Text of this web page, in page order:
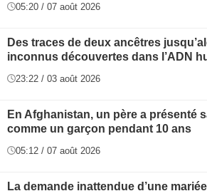
05:20 / 07 août 2026
Des traces de deux ancêtres
inconnus découvertes dans l’ADN
23:22 / 03 août 2026
En Afghanistan, un père a présenté
comme un garçon pendant 10 ans
05:12 / 07 août 2026
La demande inattendue d’une mariée